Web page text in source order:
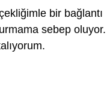
bir bağlantı
sebep oluyor.
kalıyorum.